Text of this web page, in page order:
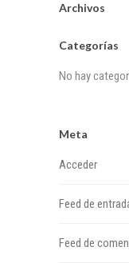
Archivos
Categorías
No hay
Meta
Acceder
Feed de
Feed de